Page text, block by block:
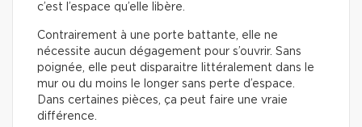
c’est l’espace qu’elle libère.
Contrairement à une porte battante, elle ne
nécessite aucun dégagement pour s’ouvrir. Sans
poignée, elle peut disparaitre littéralement dans le
mur ou du moins le longer sans perte d’espace.
Dans certaines pièces, ça peut faire une vraie
différence.